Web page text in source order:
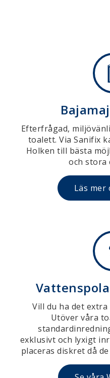
Efterfrågad,
toalett. Via Sanifix
Holken till bästa
och stora
Läs mer
Vill du ha det
Utöver våra
exklusivt och lyxigt
placeras diskret då